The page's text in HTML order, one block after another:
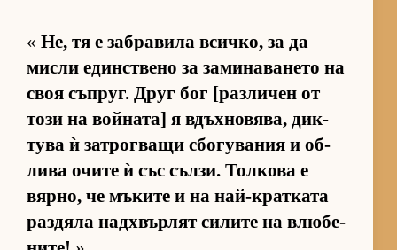
« Не, тя е заб­ра­вила всич­ко, за да
мисли един­с­т­вено за за­ми­на­ва­нето на
своя съп­руг. Друг бог [раз­ли­чен от
този на вой­на­та] я вдъх­но­вя­ва, дик­
тува ѝ зат­рог­ващи сбо­гу­ва­ния и об­
лива очите ѝ със съл­зи. Тол­кова е
вяр­но, че мъ­ките и на най-крат­ката
раз­дяла над­х­вър­лят си­лите на влю­бе­